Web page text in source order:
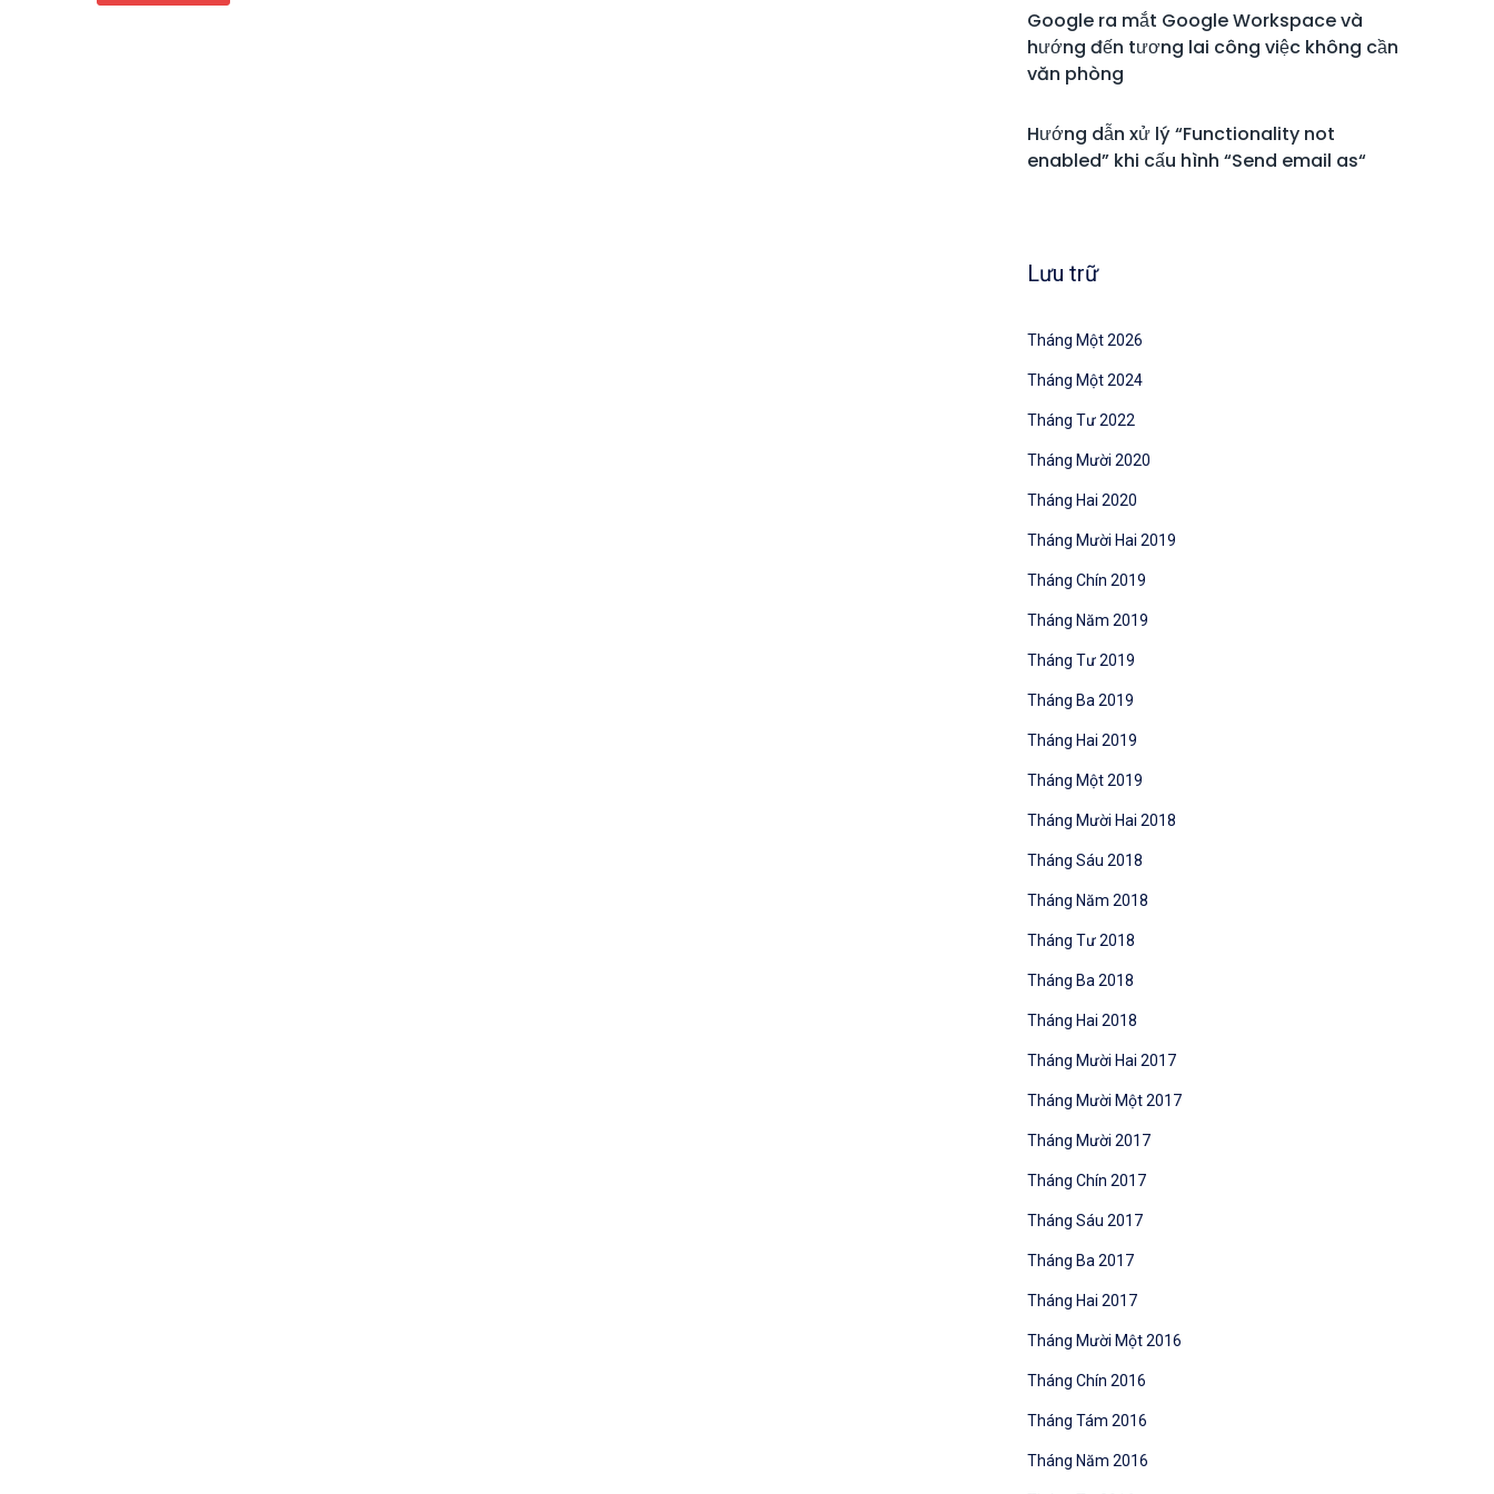
Google ra mắt Google Workspace và
hướng đến tương lai công việc không cần
văn phòng
Hướng dẫn xử lý “Functionality not
enabled” khi cấu hình “Send email as“
Lưu trữ
Tháng Một 2026
Tháng Một 2024
Tháng Tư 2022
Tháng Mười 2020
Tháng Hai 2020
Tháng Mười Hai 2019
Tháng Chín 2019
Tháng Năm 2019
Tháng Tư 2019
Tháng Ba 2019
Tháng Hai 2019
Tháng Một 2019
Tháng Mười Hai 2018
Tháng Sáu 2018
Tháng Năm 2018
Tháng Tư 2018
Tháng Ba 2018
Tháng Hai 2018
Tháng Mười Hai 2017
Tháng Mười Một 2017
Tháng Mười 2017
Tháng Chín 2017
Tháng Sáu 2017
Tháng Ba 2017
Tháng Hai 2017
Tháng Mười Một 2016
Tháng Chín 2016
Tháng Tám 2016
Tháng Năm 2016